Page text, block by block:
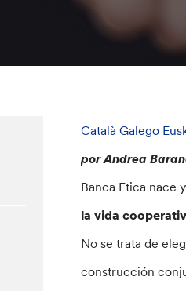
Català Galego
por Andrea
Banca Etica nace
la vida
No se trata de
construcción